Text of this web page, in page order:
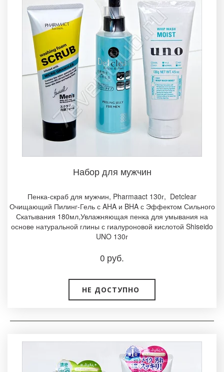
Набор для мужчин­
Пенка-скраб для мужчин, Pharmaact 130г, ­ Detclear
Очищающий Пилинг-Гель с AHA и BHA с Эффектом Сильного
Скатывания 180мл,Увлажняющая пенка для умывания на
основе натуральной глины с гиалуроновой кислотой Shiseido
UNO 130г
0 руб.
НЕ ДОСТУПНО